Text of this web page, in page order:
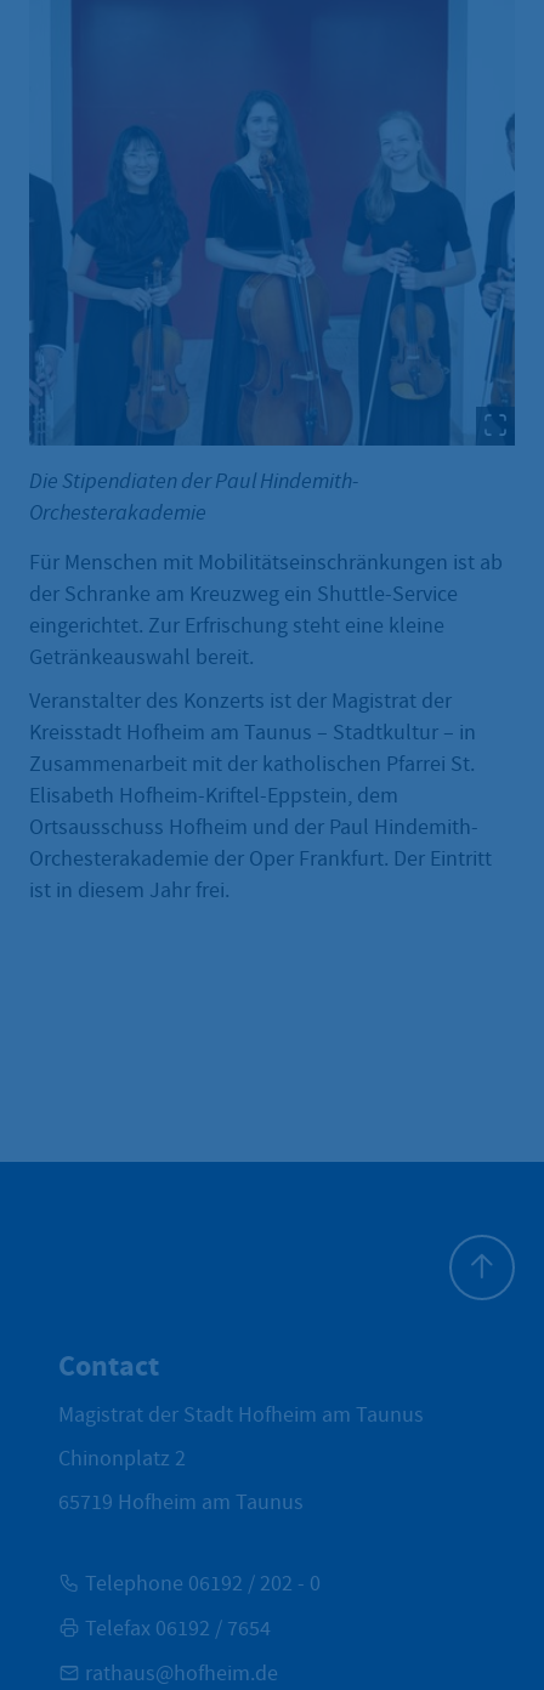
Die Stipendiaten der Paul Hindemith-
Orchesterakademie
Für Menschen mit Mobilitätseinschränkungen ist ab
der Schranke am Kreuzweg ein Shuttle-Service
eingerichtet. Zur Erfrischung steht eine kleine
Getränkeauswahl bereit.
Veranstalter des Konzerts ist der Magistrat der
Kreisstadt Hofheim am Taunus – Stadtkultur – in
Zusammenarbeit mit der katholischen Pfarrei St.
Elisabeth Hofheim-Kriftel-Eppstein, dem
Ortsausschuss Hofheim und der Paul Hindemith-
Orchesterakademie der Oper Frankfurt. Der Eintritt
ist in diesem Jahr frei.
Contact
Magistrat der Stadt Hofheim am Taunus
Chinonplatz 2
65719 Hofheim am Taunus
Telephone 06192 / 202 - 0
Telefax 06192 / 7654
rathaus@hofheim.de